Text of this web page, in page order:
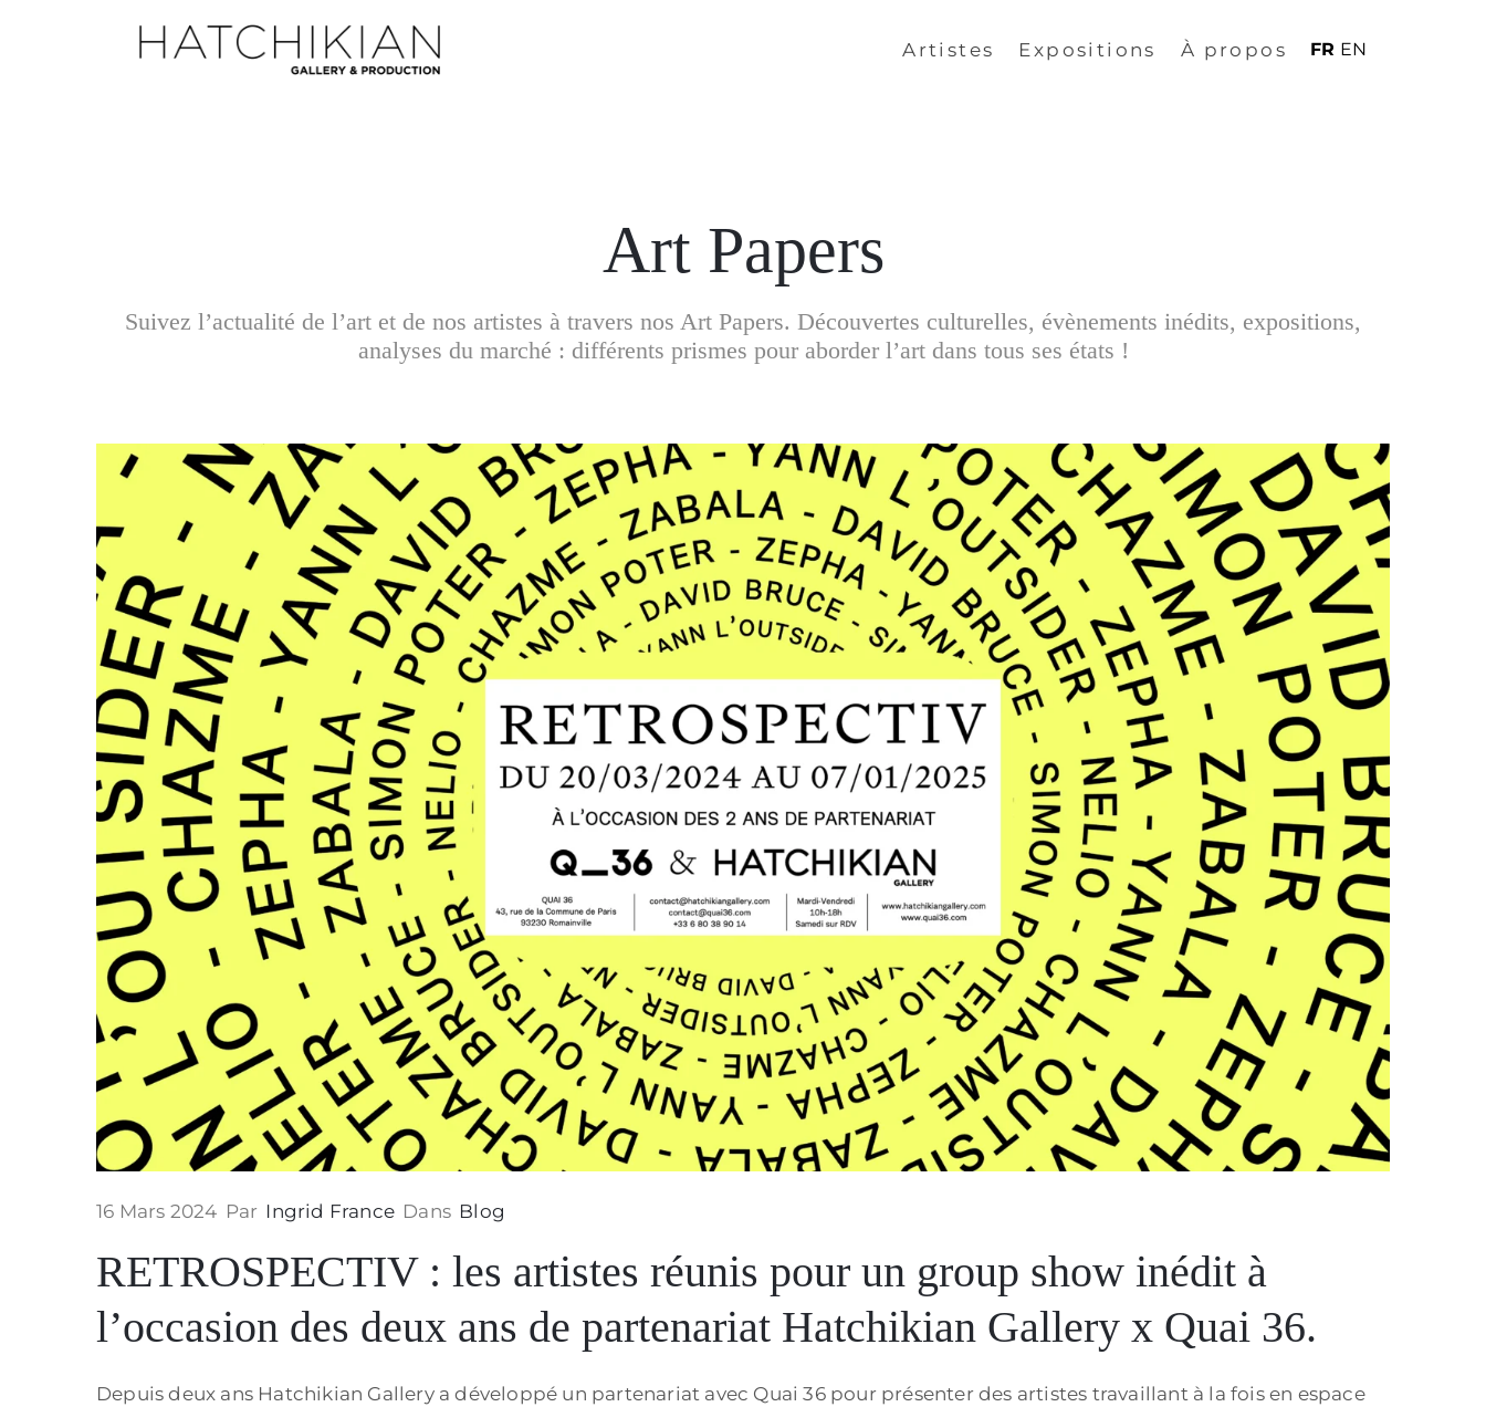
Artistes Expositions À propos FR EN
Art Papers
Suivez l’actualité de l’art et de nos artistes à travers nos Art Papers. Découvertes culturelles, évènements inédits, expositions,
analyses du marché : différents prismes pour aborder l’art dans tous ses états !
16 Mars 2024 Par Ingrid France Dans Blog
RETROSPECTIV : les artistes réunis pour un group show inédit à
l’occasion des deux ans de partenariat Hatchikian Gallery x Quai 36.
Depuis deux ans Hatchikian Gallery a développé un partenariat avec Quai 36 pour présenter des artistes travaillant à la fois en espace